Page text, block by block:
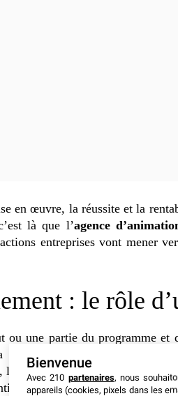
en œuvre, la réussite et la
là que l’agence
entreprises vont mener
: le rôle
ou une partie du programme
baser toute l’organisation
sonorisation, etc. A la suite
crée des solutions toujours
Bienvenue
Avec 210 partenaires, nous
appareils (cookies, pixels dans les